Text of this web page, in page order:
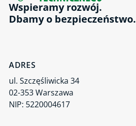
Wspieramy rozwój.
Dbamy o bezpieczeństwo.
ADRES
ul. Szczęśliwicka 34
02-353 Warszawa
NIP: 5220004617